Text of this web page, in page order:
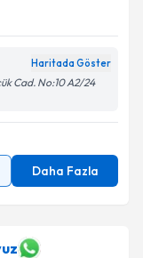
Haritada Göster
Cad. No:10 A2/24
Daha Fazla